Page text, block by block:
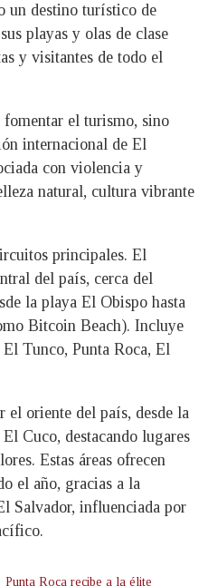
un destino turístico de
playas y olas de clase
y visitantes de todo el
fomentar el turismo, sino
internacional de El
con violencia y
natural, cultura vibrante
principales. El
del país, cerca del
la playa El Obispo hasta
Bitcoin Beach). Incluye
Tunco, Punta Roca, El
el oriente del país, desde la
Cuco, destacando lugares
Estas áreas ofrecen
el año, gracias a la
Salvador, influenciada por
Punta Roca recibe a la élite